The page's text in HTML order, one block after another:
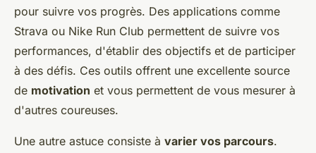
pour suivre vos progrès. Des applications comme
Strava ou Nike Run Club permettent de suivre vos
performances, d'établir des objectifs et de participer
à des défis. Ces outils offrent une excellente source
de motivation et vous permettent de vous mesurer à
d'autres coureuses.
Une autre astuce consiste à varier vos parcours.